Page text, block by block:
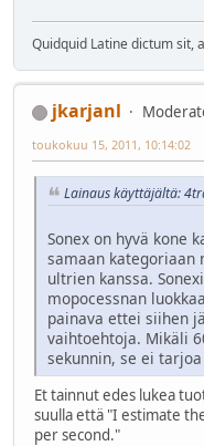
Quidquid Latine dictum sit,
jkarjanl
toukokuu 15, 2011, 10:14:02
Lainaus käyttäjältä:
Sonex on hyvä kone
samaan kategoriaan
ultrien kanssa.
mopocessnan
painava ettei siihen
vaihtoehtoja. Mikäli
sekunnin, se ei
Et tainnut edes lukea
suulla että "I estimate
per second."